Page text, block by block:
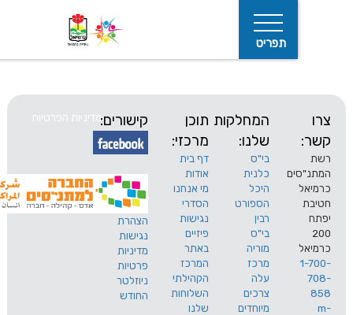
המחלקות
שלנו:
בי"ס
כלנית
היכל
הספורט
רבין
בי"ס
מוריה
מרכז
עלה
צרכים
מיוחדים
תוכן
מרכזי:
דף בית
אודות
מי אנחנו
הסדרי
נגישות
פיזיים
באתר
המרכז
הקהילתי
השלוחות
שלנו
קישורים:
הצהרת
נגישות
מדיניות
פרטיות
ניוזלטר
החודש
מדיניות הפרטיות